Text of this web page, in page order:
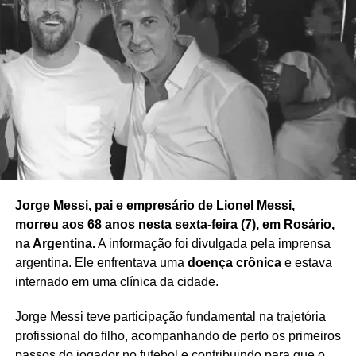
Redação Saiba+
Jorge Messi, pai e empresário de Lionel Messi,
morreu aos 68 anos nesta sexta-feira (7), em Rosário,
na Argentina.A informação foi divulgada pela imprensa
argentina. Ele enfrentava uma doença crônicae estava
internado em uma clínica da cidade.
Jorge Messi teve participação fundamental na trajetória
profissional do filho, acompanhando de perto os primeiros